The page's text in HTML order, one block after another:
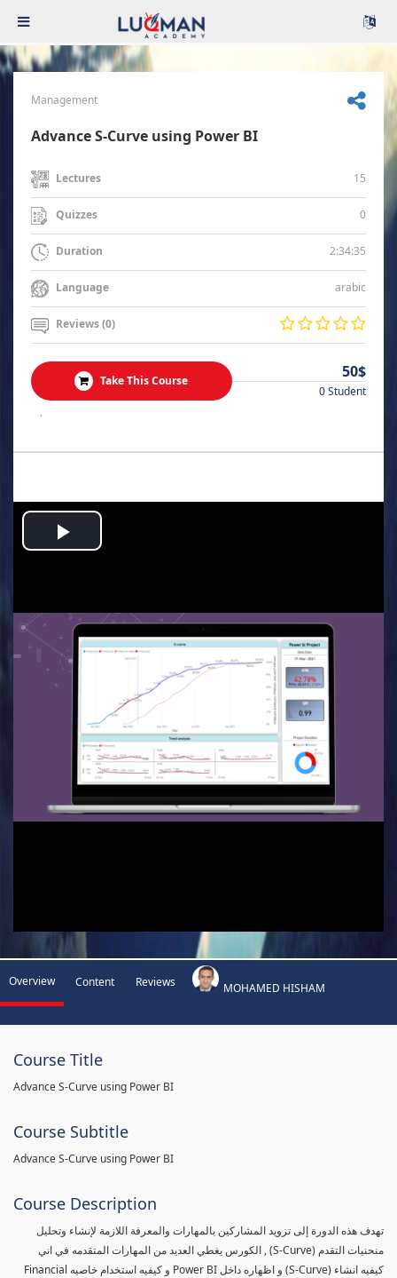
Management
Advance S-Curve using Power BI
Lectures 15
Quizzes 0
Duration 2:34:35
Language arabic
Reviews (0)
Take This Course 50$
0 Student
.
Play
Overview Content Reviews MOHAMED HISHAM
Course Title
Advance S-Curve using Power BI
Course Subtitle
Advance S-Curve using Power BI
Course Description
تهدف هذه الدورة إلى تزويد المشاركين بالمهارات والمعرفة اللازمة لإنشاء وتحليل
منحنيات التقدم (S-Curve) , الكورس يغطي العديد من المهارات المتقدمه في اني
كيفيه انشاء (S-Curve) و اظهاره داخل Power BI و كيفيه استخدام خاصيه Financial